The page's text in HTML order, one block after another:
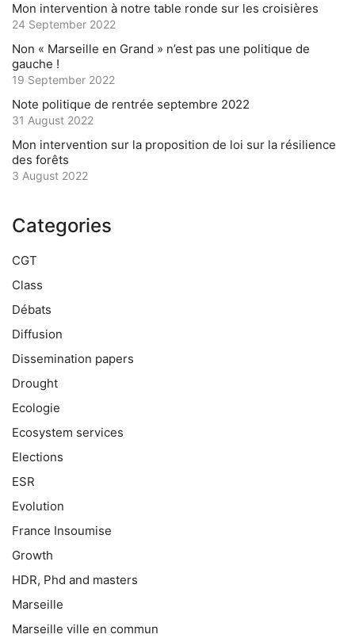
Mon intervention à notre table ronde sur les croisières
24 September 2022
Non « Marseille en Grand » n’est pas une politique de
gauche !
19 September 2022
Note politique de rentrée septembre 2022
31 August 2022
Mon intervention sur la proposition de loi sur la résilience
des forêts
3 August 2022
Categories
CGT
Class
Débats
Diffusion
Dissemination papers
Drought
Ecologie
Ecosystem services
Elections
ESR
Evolution
France Insoumise
Growth
HDR, Phd and masters
Marseille
Marseille ville en commun